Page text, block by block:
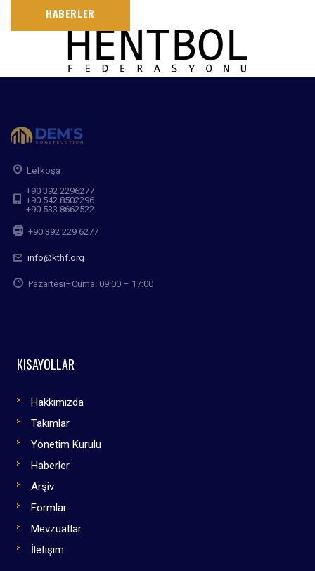
HABERLER
Lefkoşa
+90 392 2296277
+90 542 8502296
+90 533 8662522
+90 392 229 6277
info@kthf.org
Pazartesi–Cuma: 09:00 – 17:00
KISAYOLLAR
Hakkımızda
Takımlar
Yönetim Kurulu
Haberler
Arşiv
Formlar
Mevzuatlar
İletişim